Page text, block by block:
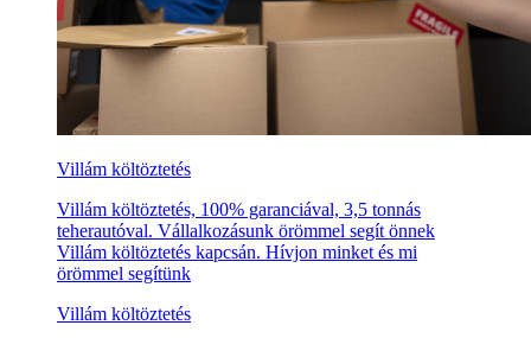
Villám költöztetés
Villám költöztetés, 100% garanciával, 3,5 tonnás
teherautóval. Vállalkozásunk örömmel segít önnek
Villám költöztetés kapcsán. Hívjon minket és mi
örömmel segítünk
Villám költöztetés